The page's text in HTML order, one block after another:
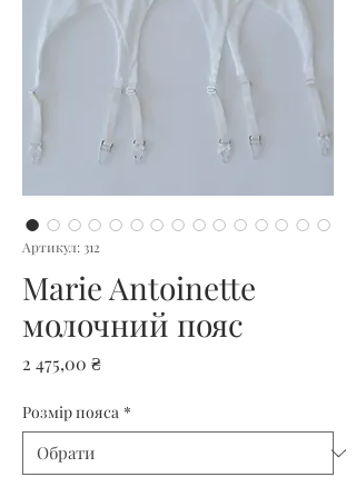
Артикул: 312
Marie Antoinette
молочний пояс
2 475,00 ₴Ціна
Розмір пояса *